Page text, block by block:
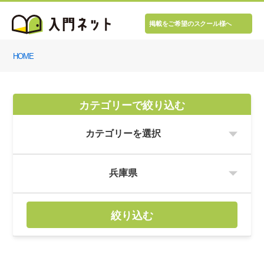
掲載をご希望のスクール様へ
HOME
カテゴリーで絞り込む
絞り込む